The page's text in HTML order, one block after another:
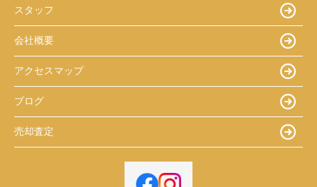
スタッフ
会社概要
アクセスマップ
ブログ
売却査定